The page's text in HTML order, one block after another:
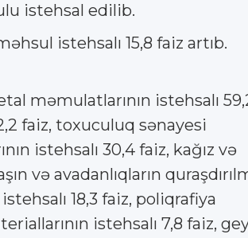
istehsal edilib.
istehsalı 15,8 faiz artıb.
məmulatlarının istehsalı
faiz, toxuculuq sənayesi
istehsalı 30,4 faiz, kağız və
və avadanlıqların
18,3 faiz, poliqrafiya
istehsalı 7,8 faiz,